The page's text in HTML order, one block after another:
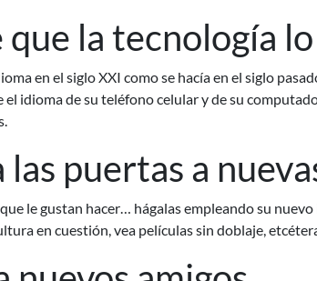
que la tecnología
en el siglo XXI como se hacía en el siglo
el idioma de su teléfono celular y de su
las puertas a
que le gustan hacer… hágalas empleando su
en cuestión, vea películas sin doblaje,